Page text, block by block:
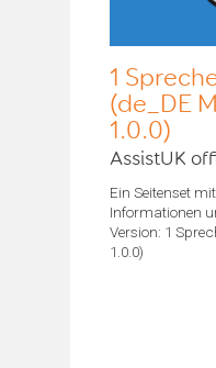
1
(de_DE
1.0.0)
AssistUK
Ein Seitenset
Informationen
Version: 1
1.0.0)